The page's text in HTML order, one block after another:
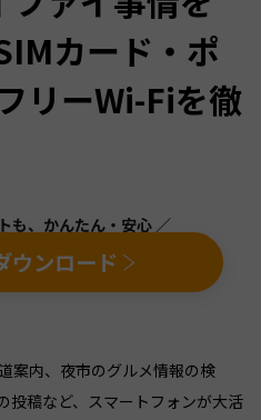
カード・ポ
リーWi-Fiを徹
も、かんたん・安心 ／
ウンロード
案内、夜市のグルメ情報の検
投稿など、スマートフォンが大活